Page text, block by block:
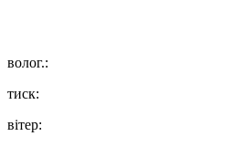
волог.:
тиск:
вітер: